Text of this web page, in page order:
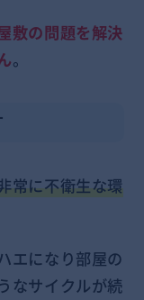
敷の問題を解決
。
常に不衛生な環
エになり部屋の
なサイクルが続